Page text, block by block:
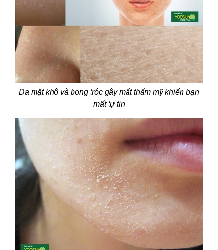
Da mặt khô và bong tróc gây mất thẩm mỹ khiến bạn
mất tự tin